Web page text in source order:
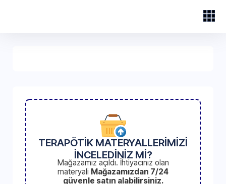
TERAPÖTİK MATERYALLERİMİZİ
İNCELEDİNİZ Mİ?
Mağazamız açıldı. İhtiyacınız olan
materyali Mağazamızdan 7/24
güvenle satın alabilirsiniz.